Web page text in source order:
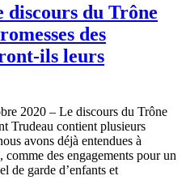
du Trône
des
ils leurs
2020 – Le discours du Trône
Trudeau contient plusieurs
avons déjà entendues à
comme des engagements pour un
de garde d’enfants et